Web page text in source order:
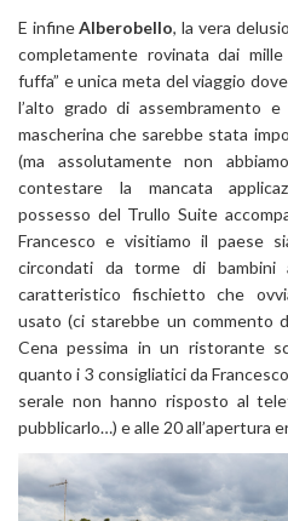
E infineAlberobello, la vera
completamente rovinata dai
fuffa” e unica meta del viaggio
l’alto grado di assembramento
mascherina che sarebbe stata
(ma assolutamente non
contestare la mancata
possesso del Trullo Suite
Francesco e visitiamo il paese
circondati da torme di
caratteristico fischietto che
usato (ci starebbe un commento
Cena pessima in un ristorante
quanto i 3 consigliatici da
serale non hanno risposto al
pubblicarlo…) e alle 20 all’apertura